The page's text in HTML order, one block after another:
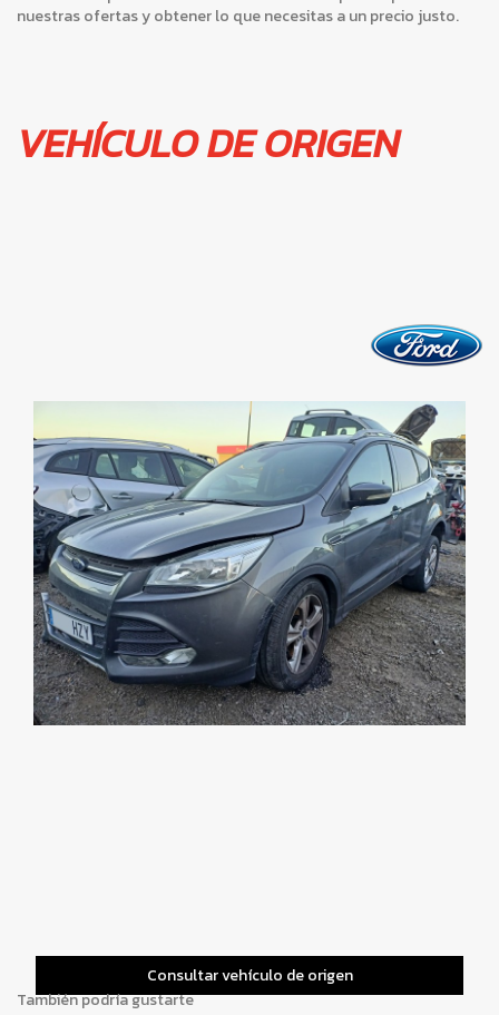
nuestras ofertas y obtener lo que necesitas a un precio justo.
VEHÍCULO DE ORIGEN
Consultar vehículo de origen
También podría gustarte